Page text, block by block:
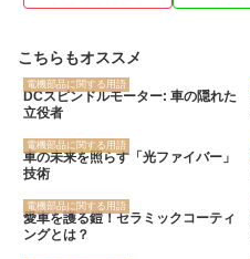
こちらもオススメ
電機部品に関する用語
DCスピンドルモーター: 車の隠れた
立役者
電機部品に関する用語
車の未来を照らす「光ファイバー」
技術
電機部品に関する用語
愛車を護る鎧！セラミックコーティ
ングとは？